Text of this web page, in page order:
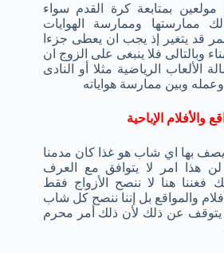
بمتابعة كرة القدم سواء
ممارستها وممارسة الهوايات
قد يتغير إذ يجب ان يعطى جزءا
وبالتالى فلا ينبغى على الزوج ان
الرياضية مثلا أو النادى
وبين ممارسة هواياته
بها اي شاب هو غذا كان مدمنا
لن هذا امر لا يتوافق مع العرف
فغننا هنا لا ننصح الأزواج فقط
والمواقع بل إننا ننصح كل شاب
يتوقف عن ذلك لأن ذلك أمر محرم